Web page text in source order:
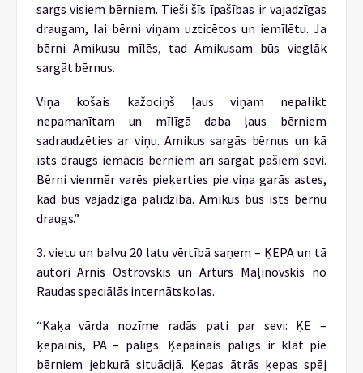
sargs visiem bērniem. Tieši šīs īpašības ir vajadzīgas
draugam, lai bērni viņam uzticētos un iemīlētu. Ja
bērni Amikusu mīlēs, tad Amikusam būs vieglāk
sargāt bērnus.
Viņa košais kažociņš ļaus viņam nepalikt
nepamanītam un mīlīgā daba ļaus bērniem
sadraudzēties ar viņu. Amikus sargās bērnus un kā
īsts draugs iemācīs bērniem arī sargāt pašiem sevi.
Bērni vienmēr varēs pieķerties pie viņa garās astes,
kad būs vajadzīga palīdzība. Amikus būs īsts bērnu
draugs.”
3. vietu un balvu 20 latu vērtībā saņem – ĶEPA un tā
autori Arnis Ostrovskis un Artūrs Maļinovskis no
Raudas speciālās internātskolas.
“Kaķa vārda nozīme radās pati par sevi: ĶE –
ķepainis, PA – palīgs. Ķepainais palīgs ir klāt pie
bērniem jebkurā situācijā. Ķepas ātrās ķepas spēj